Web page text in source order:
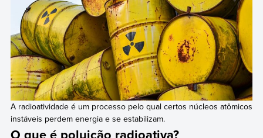
A radioatividade é um processo pelo qual certos núcleos atômicos
instáveis perdem energia e se estabilizam.
O que é poluição radioativa?